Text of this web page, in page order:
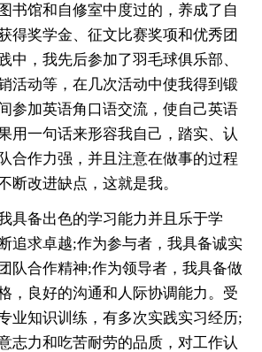
书馆和自修室中度过的，养成了自
得奖学金、征文比赛奖项和优秀团
中，我先后参加了羽毛球俱乐部、
活动等，在几次活动中使我得到锻
参加英语角口语交流，使自己英语
用一句话来形容我自己，踏实、认
合作力强，并且注意在做事的过程
断改进缺点，这就是我。
具备出色的学习能力并且乐于学
追求卓越;作为参与者，我具备诚实
队合作精神;作为领导者，我具备做
，良好的沟通和人际协调能力。受
业知识训练，有多次实践实习经历;
志力和吃苦耐劳的品质，对工作认